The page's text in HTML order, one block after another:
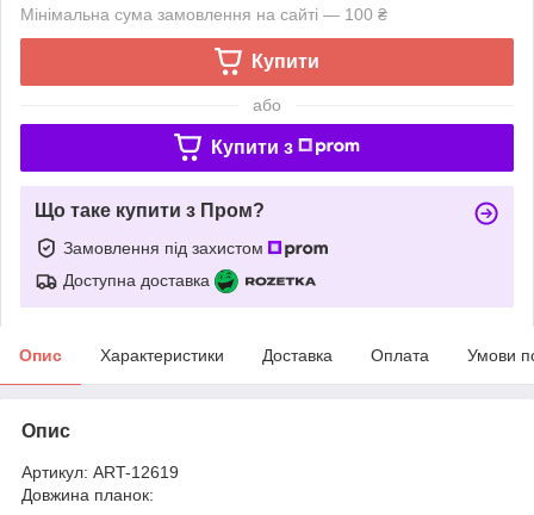
Мінімальна сума замовлення на сайті — 100 ₴
Купити
або
Купити з
Що таке купити з Пром?
Замовлення під захистом
Доступна доставка
Опис Характеристики Доставка Оплата Умови
Опис
Артикул: ART-12619
Довжина планок: